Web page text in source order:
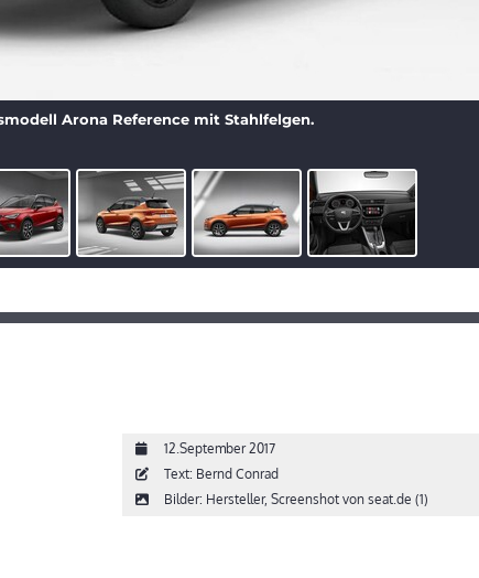
Arona Reference mit Stahlfelgen.
12.September 2017
Text: Bernd Conrad
Bilder: Hersteller, Screenshot von seat.de (1)